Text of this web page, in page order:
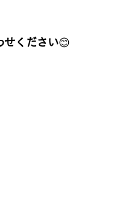
せください😊